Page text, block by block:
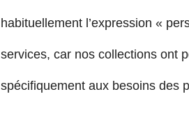
habituellement l’expression «
services, car nos collections ont
spécifiquement aux besoins des